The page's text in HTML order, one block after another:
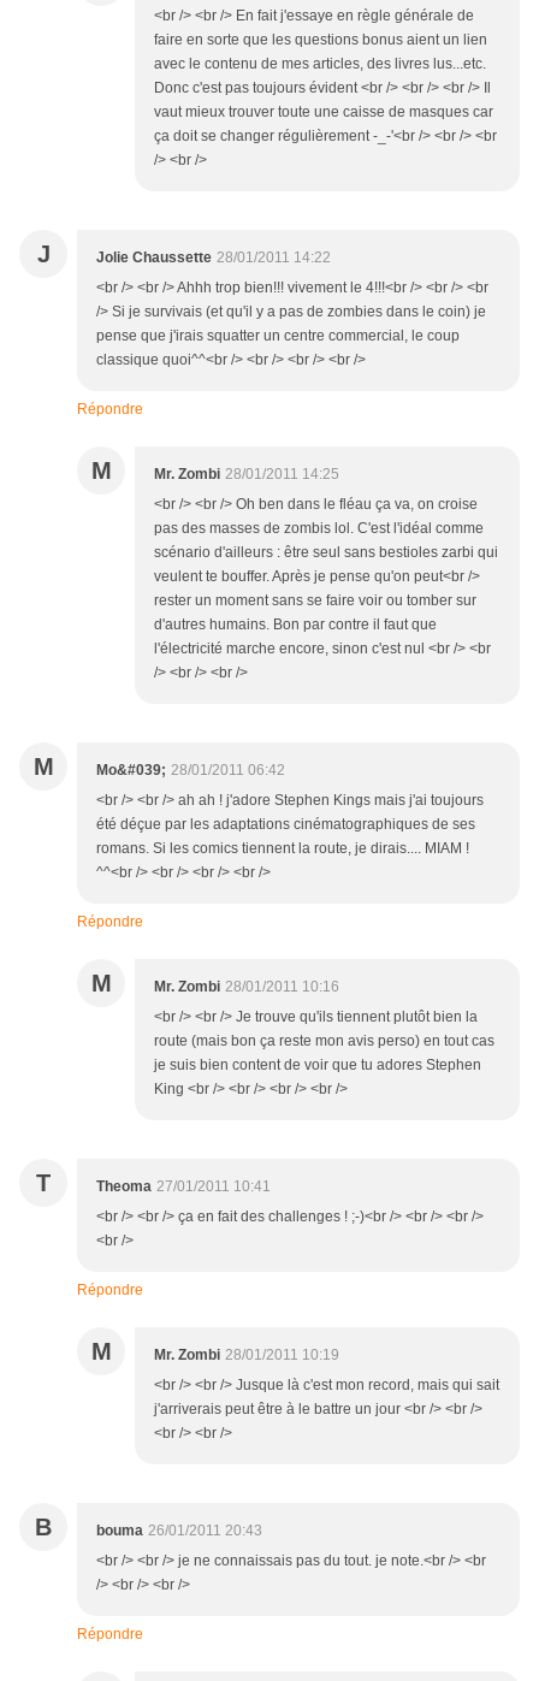
<br /> <br /> En fait j'essaye en règle générale de
faire en sorte que les questions bonus aient un lien
avec le contenu de mes articles, des livres lus...etc.
Donc c'est pas toujours évident <br /> <br /> <br /> Il
vaut mieux trouver toute une caisse de masques car
ça doit se changer régulièrement -_-'<br /> <br /> <br
/> <br />
J Jolie Chaussette 28/01/2011 14:22
<br /> <br /> Ahhh trop bien!!! vivement le 4!!!<br /> <br /> <br
/> Si je survivais (et qu'il y a pas de zombies dans le coin) je
pense que j'irais squatter un centre commercial, le coup
classique quoi^^<br /> <br /> <br /> <br />
Répondre
M Mr. Zombi 28/01/2011 14:25
<br /> <br /> Oh ben dans le fléau ça va, on croise
pas des masses de zombis lol. C'est l'idéal comme
scénario d'ailleurs : être seul sans bestioles zarbi qui
veulent te bouffer. Après je pense qu'on peut<br />
rester un moment sans se faire voir ou tomber sur
d'autres humains. Bon par contre il faut que
l'électricité marche encore, sinon c'est nul <br /> <br
/> <br /> <br />
M Mo&#039; 28/01/2011 06:42
<br /> <br /> ah ah ! j'adore Stephen Kings mais j'ai toujours
été déçue par les adaptations cinématographiques de ses
romans. Si les comics tiennent la route, je dirais.... MIAM !
^^<br /> <br /> <br /> <br />
Répondre
M Mr. Zombi 28/01/2011 10:16
<br /> <br /> Je trouve qu'ils tiennent plutôt bien la
route (mais bon ça reste mon avis perso) en tout cas
je suis bien content de voir que tu adores Stephen
King <br /> <br /> <br /> <br />
T Theoma 27/01/2011 10:41
<br /> <br /> ça en fait des challenges ! ;-)<br /> <br /> <br />
<br />
Répondre
M Mr. Zombi 28/01/2011 10:19
<br /> <br /> Jusque là c'est mon record, mais qui sait
j'arriverais peut être à le battre un jour <br /> <br />
<br /> <br />
B bouma 26/01/2011 20:43
<br /> <br /> je ne connaissais pas du tout. je note.<br /> <br
/> <br /> <br />
Répondre